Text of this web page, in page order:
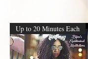
Up to 20 Minutes Each